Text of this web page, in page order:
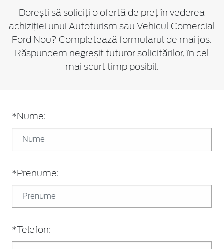
Dorești să soliciți o ofertă de preț în vederea
achiziției unui Autoturism sau Vehicul Comercial
Ford Nou? Completează formularul de mai jos.
Răspundem negreșit tuturor solicitărilor, în cel
mai scurt timp posibil.
*Nume:
*Prenume:
*Telefon: